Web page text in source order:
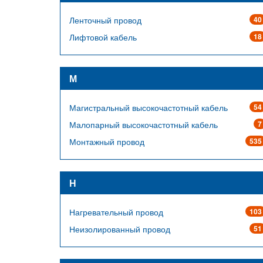
40
Ленточный провод
18
Лифтовой кабель
М
54
Магистральный высокочастотный кабель
7
Малопарный высокочастотный кабель
535
Монтажный провод
Н
103
Нагревательный провод
51
Неизолированный провод